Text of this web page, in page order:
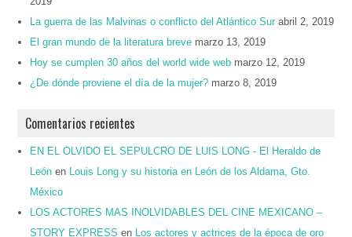
La guerra de las Malvinas o conflicto del Atlántico Sur abril 2, 2019
El gran mundo de la literatura breve marzo 13, 2019
Hoy se cumplen 30 años del world wide web marzo 12, 2019
¿De dónde proviene el día de la mujer? marzo 8, 2019
Comentarios recientes
EN EL OLVIDO EL SEPULCRO DE LUIS LONG - El Heraldo de
León en
Louis Long y su historia en León de los Aldama, Gto.
México
LOS ACTORES MAS INOLVIDABLES DEL CINE MEXICANO –
STORY EXPRESS en Los actores y actrices de la época de oro